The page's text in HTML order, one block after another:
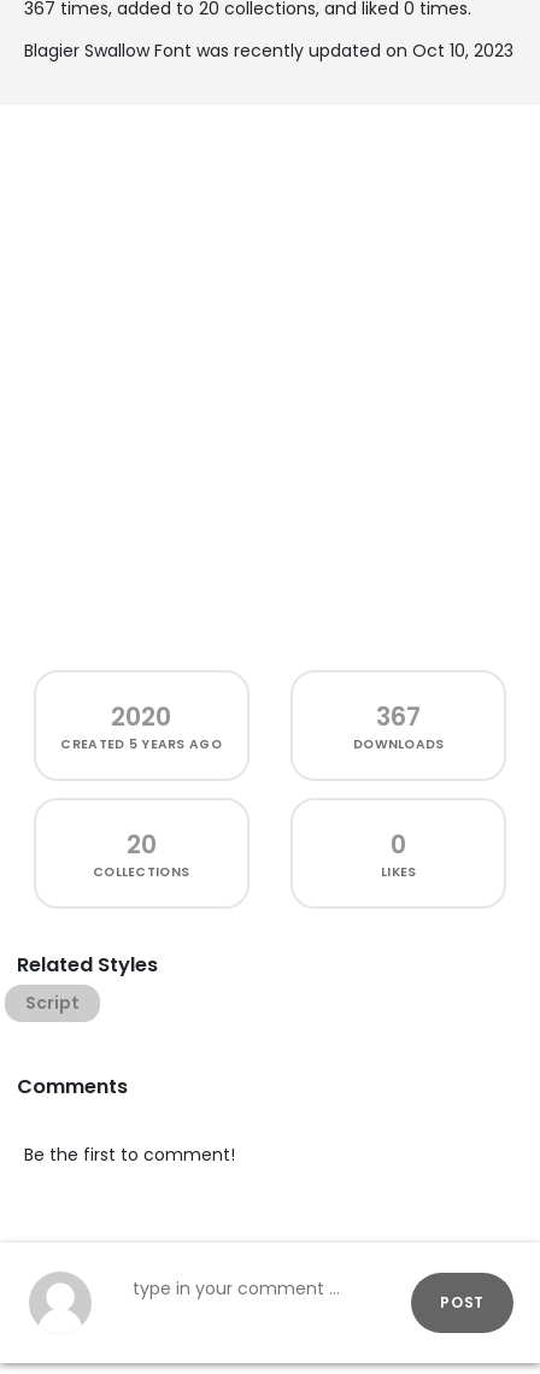
367 times, added to 20 collections, and liked 0 times.
Blagier Swallow Font was recently updated on Oct 10, 2023
2020
CREATED 5 YEARS AGO
367
DOWNLOADS
20
COLLECTIONS
0
LIKES
Related Styles
Script
Comments
Be the first to comment!
POST